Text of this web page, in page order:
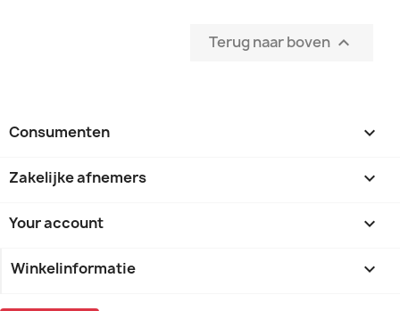
Terug naar boven 
Consumenten 
Zakelijke afnemers 
Your account 
Winkelinformatie keyboard_arrow_down